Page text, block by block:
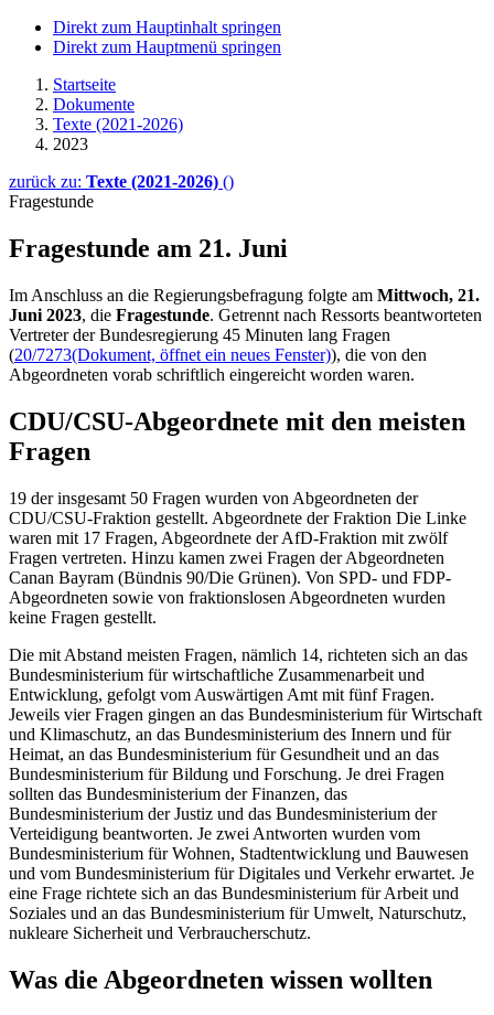
Direkt zum Hauptinhalt springen
Direkt zum Hauptmenü springen
Startseite
Dokumente
Texte (2021-2026)
2023
zurück zu: Texte (2021-2026) ()
Fragestunde
Fragestunde am 21. Juni
Im Anschluss an die Regierungsbefragung folgte am Mittwoch, 21.
Juni 2023, die Fragestunde. Getrennt nach Ressorts beantworteten
Vertreter der Bundesregierung 45 Minuten lang Fragen
(20/7273(Dokument, öffnet ein neues Fenster)), die von den
Abgeordneten vorab schriftlich eingereicht worden waren.
CDU/CSU-Abgeordnete mit den meisten
Fragen
19 der insgesamt 50 Fragen wurden von Abgeordneten der
CDU/CSU-Fraktion gestellt. Abgeordnete der Fraktion Die Linke
waren mit 17 Fragen, Abgeordnete der AfD-Fraktion mit zwölf
Fragen vertreten. Hinzu kamen zwei Fragen der Abgeordneten
Canan Bayram (Bündnis 90/Die Grünen). Von SPD- und FDP-
Abgeordneten sowie von fraktionslosen Abgeordneten wurden
keine Fragen gestellt.
Die mit Abstand meisten Fragen, nämlich 14, richteten sich an das
Bundesministerium für wirtschaftliche Zusammenarbeit und
Entwicklung, gefolgt vom Auswärtigen Amt mit fünf Fragen.
Jeweils vier Fragen gingen an das Bundesministerium für Wirtschaft
und Klimaschutz, an das Bundesministerium des Innern und für
Heimat, an das Bundesministerium für Gesundheit und an das
Bundesministerium für Bildung und Forschung. Je drei Fragen
sollten das Bundesministerium der Finanzen, das
Bundesministerium der Justiz und das Bundesministerium der
Verteidigung beantworten. Je zwei Antworten wurden vom
Bundesministerium für Wohnen, Stadtentwicklung und Bauwesen
und vom Bundesministerium für Digitales und Verkehr erwartet. Je
eine Frage richtete sich an das Bundesministerium für Arbeit und
Soziales und an das Bundesministerium für Umwelt, Naturschutz,
nukleare Sicherheit und Verbraucherschutz.
Was die Abgeordneten wissen wollten